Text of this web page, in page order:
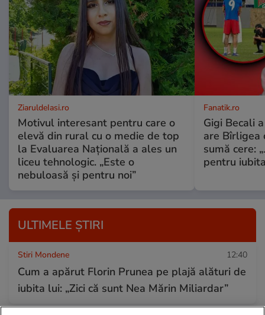
ZiaruldeIasi.ro
Motivul interesant pentru care o
elevă din rural cu o medie de top
la Evaluarea Națională a ales un
liceu tehnologic. „Este o
nebuloasă și pentru noi”
Fanatik.ro
Gigi Becali
are Bîrligea
sumă cere:
pentru
ULTIMELE ȘTIRI
Stiri Mondene 12:40
Cum a apărut Florin Prunea pe plajă alături de
iubita lui: „Zici că sunt Nea Mărin Miliardar”